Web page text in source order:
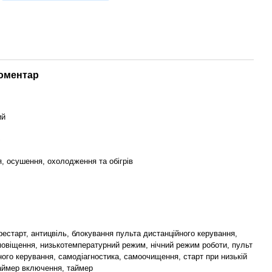
осушення, охолодження та обігрів
антицвіль, блокування пульта дистанційного керування,
низькотемпературний режим, нічний режим роботи, пульт
керування, самодіагностика, самоочищення, старт при низькій
включення, таймер